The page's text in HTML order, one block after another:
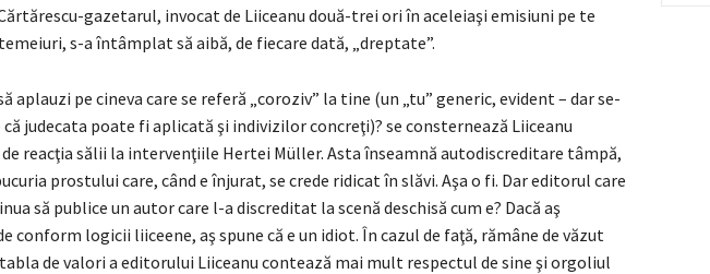
gazetarul, invocat de Liiceanu două-trei ori în aceleiaşi emisiuni pe te
s-a întâmplat să aibă, de fiecare dată, „dreptate”.
aplauzi pe cineva care se referă „coroziv” la tine (un „tu” generic, evident – dar se-
judecata poate fi aplicată şi indivizilor concreţi)? se consternează Liiceanu
reacţia sălii la intervenţiile Hertei Müller. Asta înseamnă autodiscreditare tâmpă,
prostului care, când e înjurat, se crede ridicat în slăvi. Aşa o fi. Dar editorul care
să publice un autor care l-a discreditat la scenă deschisă cum e? Dacă aş
conform logicii liiceene, aş spune că e un idiot. În cazul de faţă, rămâne de văzut
de valori a editorului Liiceanu contează mai mult respectul de sine şi orgoliul